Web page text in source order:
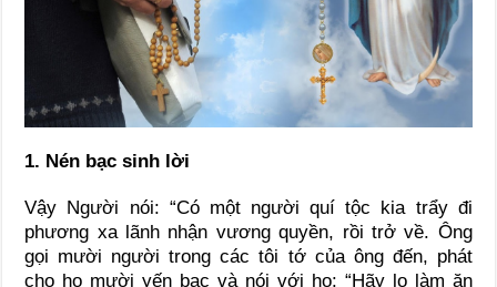
1. Nén bạc sinh lời
Vậy Người nói: “Có một người quí tộc kia trẩy đi
phương xa lãnh nhận vương quyền, rồi trở về. Ông
gọi mười người trong các tôi tớ của ông đến, phát
cho họ mười yến bạc và nói với họ: “Hãy lo làm ăn